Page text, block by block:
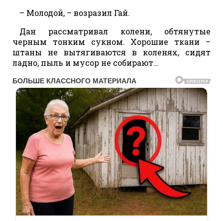
– Молодой, – возразил Гай.
Дан рассматривал колени, обтянутые
черным тонким сукном. Хорошие ткани –
штаны не вытягиваются в коленях, сидят
ладно, пыль и мусор не собирают…